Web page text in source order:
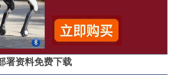
署资料免费下载